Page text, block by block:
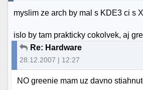
myslim ze arch by mal s KDE3 ci s
islo by tam prakticky cokolvek, aj
Re: Hardware
28.12.2007 | 12:27
NO greenie mam uz davno